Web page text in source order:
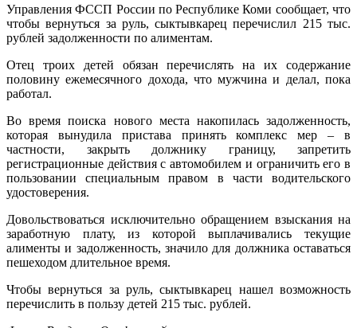
Управления ФССП России по Республике Коми сообщает, что
чтобы вернуться за руль, сыктывкарец перечислил 215 тыс.
рублей задолженности по алиментам.
Отец троих детей обязан перечислять на их содержание
половину ежемесячного дохода, что мужчина и делал, пока
работал.
Во время поиска нового места накопилась задолженность,
которая вынудила пристава принять комплекс мер – в
частности, закрыть должнику границу, запретить
регистрационные действия с автомобилем и ограничить его в
пользовании специальным правом в части водительского
удостоверения.
Довольствоваться исключительно обращением взыскания на
заработную плату, из которой выплачивались текущие
алименты и задолженность, значило для должника оставаться
пешеходом длительное время.
Чтобы вернуться за руль, сыктывкарец нашел возможность
перечислить в пользу детей 215 тыс. рублей.